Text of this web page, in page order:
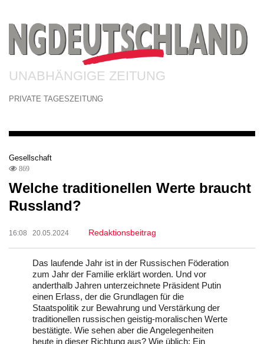
UNABHÄNGIGE ZEITUNG
PRIVATE TAGESZEITUNG
Gesellschaft
869
Welche traditionellen Werte braucht
Russland?
16:08 20.05.2024 Redaktionsbeitrag
Das laufende Jahr ist in der Russischen Föderation
zum Jahr der Familie erklärt worden. Und vor
anderthalb Jahren unterzeichnete Präsident Putin
einen Erlass, der die Grundlagen für die
Staatspolitik zur Bewahrung und Verstärkung der
traditionellen russischen geistig-moralischen Werte
bestätigte. Wie sehen aber die Angelegenheiten
heute in dieser Richtung aus? Wie üblich: Ein